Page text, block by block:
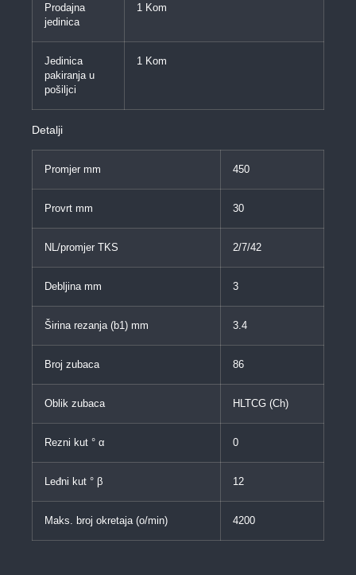
Prodajna
jedinica
1 Kom
Jedinica
pakiranja u
pošiljci
1 Kom
Detalji
Promjer mm 450
Provrt mm 30
NL/promjer TKS 2/7/42
Debljina mm 3
Širina rezanja (b1) mm 3.4
Broj zubaca 86
Oblik zubaca HLTCG (Ch)
Rezni kut ° α 0
Leđni kut ° β 12
Maks. broj okretaja (o/min) 4200